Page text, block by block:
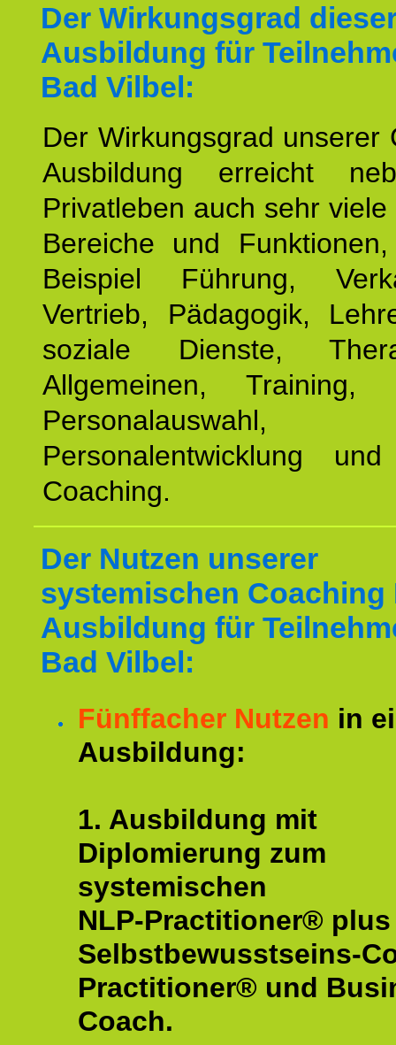
Der Wirkungsgrad
Ausbildung für
Bad Vilbel:
Der Wirkungsgrad unserer
Ausbildung erreicht
Privatleben auch sehr
Bereiche und
Beispiel Führung,
Vertrieb, Pädagogik,
soziale Dienste,
Allgemeinen, Training,
Personalauswahl,
Personalentwicklung
Coaching.
Der Nutzen unserer
systemischen Coaching
Ausbildung für
Bad Vilbel:
Fünffacher Nutzen in
Ausbildung:
1. Ausbildung mit
Diplomierung zum
systemischen
NLP-Practitioner® plus
Selbstbewusstseins-
Practitioner® und
Coach.